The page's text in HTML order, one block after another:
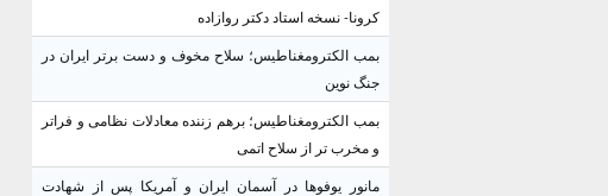
کرونا- نسخه استاد دکتر روازاده
بمب الکترومغناطیس؛ سلاح مخوف و دست برتر ایران در
جنگ نوین
بمب الکترومغناطیس؛ برهم زننده معادلات نظامی و فراتر
و مخرب تر از سلاح اتمی
مانور یوفوها در آسمان ایران و آمریکا پس از شهادت